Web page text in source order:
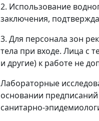
2. Использование
заключения,
3. Для персонала зон
тела при входе. Лица с
и другие) к работе не
Лабораторные
основании
санитарно-